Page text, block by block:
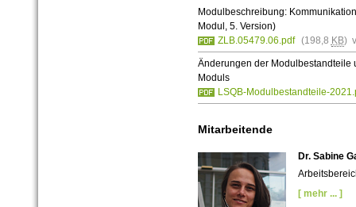
Modulbeschreibung:
Modul, 5. Version)
ZLB.05479.06.pdf (198,8 KB)
Änderungen der Modulbestandteile
Moduls
LSQB-Modulbestandteile-
Mitarbeitende
Dr. Sabine
[ mehr ... ]